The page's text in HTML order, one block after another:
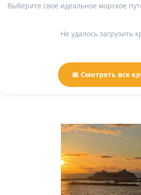
Выберите своё идеальное морское
Не удалось загрузить
📅 Смотреть все